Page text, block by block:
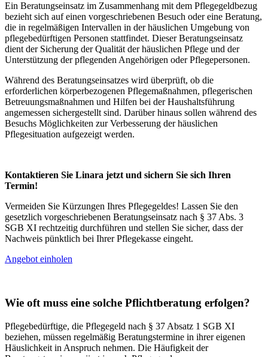
Ein Beratungseinsatz im Zusammenhang mit dem Pflegegeldbezug
bezieht sich auf einen vorgeschriebenen Besuch oder eine Beratung,
die in regelmäßigen Intervallen in der häuslichen Umgebung von
pflegebedürftigen Personen stattfindet. Dieser Beratungseinsatz
dient der Sicherung der Qualität der häuslichen Pflege und der
Unterstützung der pflegenden Angehörigen oder Pflegepersonen.
Während des Beratungseinsatzes wird überprüft, ob die
erforderlichen körperbezogenen Pflegemaßnahmen, pflegerischen
Betreuungsmaßnahmen und Hilfen bei der Haushaltsführung
angemessen sichergestellt sind. Darüber hinaus sollen während des
Besuchs Möglichkeiten zur Verbesserung der häuslichen
Pflegesituation aufgezeigt werden.
Kontaktieren Sie Linara jetzt und sichern Sie sich Ihren
Termin!
Vermeiden Sie Kürzungen Ihres Pflegegeldes! Lassen Sie den
gesetzlich vorgeschriebenen Beratungseinsatz nach § 37 Abs. 3
SGB XI rechtzeitig durchführen und stellen Sie sicher, dass der
Nachweis pünktlich bei Ihrer Pflegekasse eingeht.
Angebot einholen
Wie oft muss eine solche Pflichtberatung erfolgen?
Pflegebedürftige, die Pflegegeld nach § 37 Absatz 1 SGB XI
beziehen, müssen regelmäßig Beratungstermine in ihrer eigenen
Häuslichkeit in Anspruch nehmen. Die Häufigkeit der